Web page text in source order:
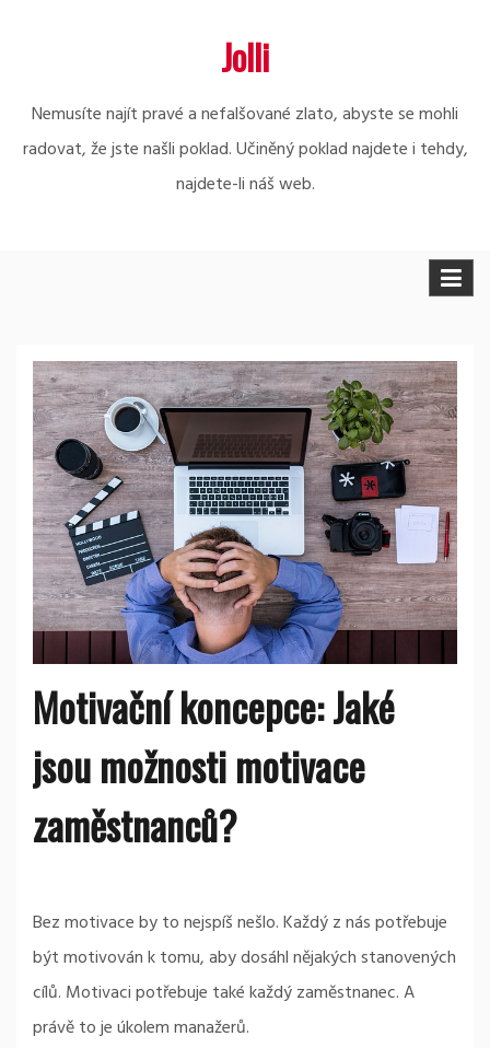
Jolli
Nemusíte najít pravé a nefalšované zlato, abyste se mohli
radovat, že jste našli poklad. Učiněný poklad najdete i tehdy,
najdete-li náš web.
Motivační koncepce: Jaké
jsou možnosti motivace
zaměstnanců?
Bez motivace by to nejspíš nešlo. Každý z nás potřebuje
být motivován k tomu, aby dosáhl nějakých stanovených
cílů. Motivaci potřebuje také každý zaměstnanec. A
právě to je úkolem manažerů.